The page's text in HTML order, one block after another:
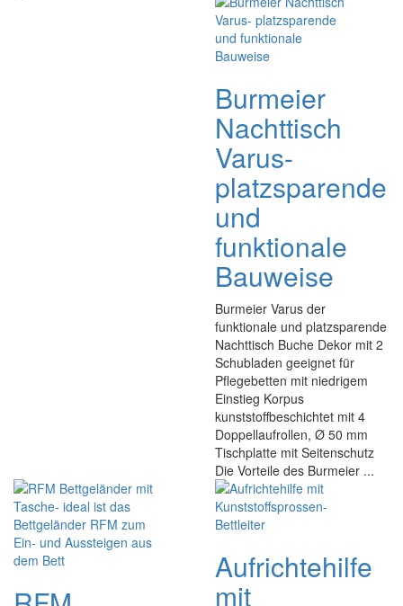
Burmeier
Nachttisch
Varus-
platzsparende
und
funktionale
Bauweise
Burmeier Varus der
funktionale und platzsparende
Nachttisch Buche Dekor mit 2
Schubladen geeignet für
Pflegebetten mit niedrigem
Einstieg Korpus
kunststoffbeschichtet mit 4
Doppellaufrollen, Ø 50 mm
Tischplatte mit Seitenschutz
Die Vorteile des Burmeier ...
Aufrichtehilfe
mit